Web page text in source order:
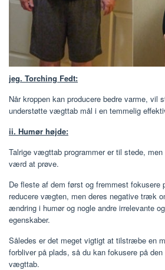
jeg. Torching Fedt:
Når kroppen kan producere bedre varme, vil
understøtte vægttab mål i en temmelig
ii. Humør højde:
Talrige vægttab programmer er til stede,
værd at prøve.
De fleste af dem først og fremmest fokusere
reducere vægten, men deres negative træk
ændring i humør og nogle andre irrelevante
egenskaber.
Således er det meget vigtigt at tilstræbe en
forbliver på plads, så du kan fokusere på
vægttab.